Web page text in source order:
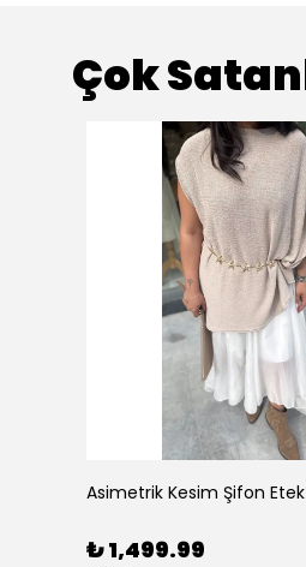
Çok
Asimetrik Kesim Şifon
₺ 1,499.99